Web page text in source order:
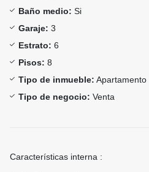
Baño medio: Si
Garaje: 3
Estrato: 6
Pisos: 8
Tipo de inmueble: Apartamento
Tipo de negocio: Venta
Características interna :